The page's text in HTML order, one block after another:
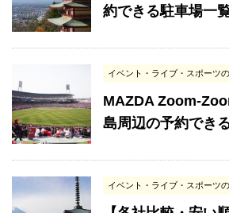
約できる駐車場一
イベント・ライブ・スポーツ
MAZDA Zoom-
島周辺の予約でき
イベント・ライブ・スポーツ